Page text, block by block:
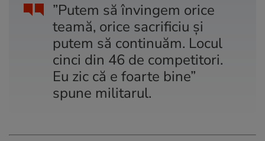
”Putem să învingem orice
teamă, orice sacrificiu și
putem să continuăm. Locul
cinci din 46 de competitori.
Eu zic că e foarte bine”
spune militarul.